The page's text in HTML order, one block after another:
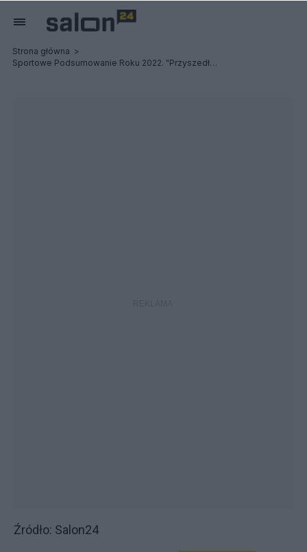
Strona główna
Sportowe Podsumowanie Roku 2022. "Przyszedł Orlen, zaczęły pojawiać się sukcesy"
Źródło: Salon24